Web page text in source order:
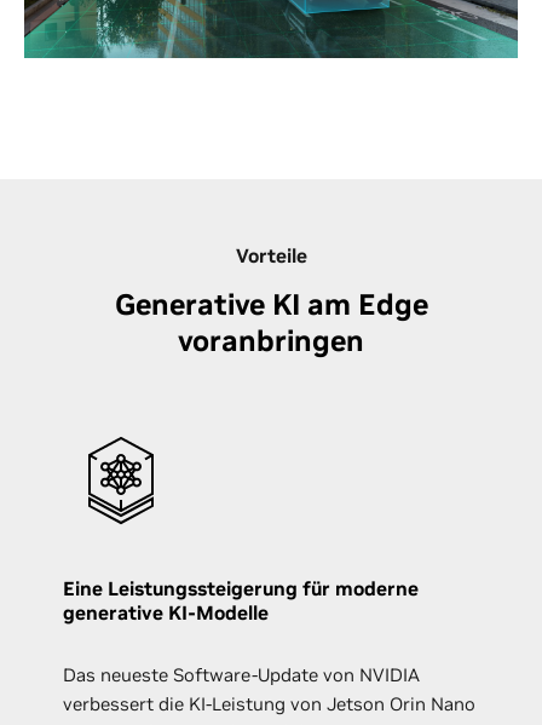
für Anwendungen wie reibungslosen Einzelhandel,
Bestandsverwaltung, Verkehr in Smart-Citys,
Vorteile
Generative KI am Edge
voranbringen
Eine Leistungssteigerung für moderne
generative KI-Modelle
Das neueste Software-Update von NVIDIA
verbessert die KI-Leistung von Jetson Orin Nano